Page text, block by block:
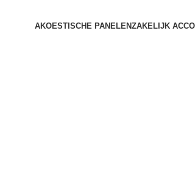
AKOESTISCHE PANELENZAKELIJK